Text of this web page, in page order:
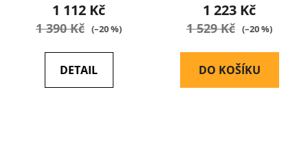
1 112 Kč
1 390 Kč (–20 %)
DETAIL
1 223 Kč
1 529 Kč (–20 %)
DO KOŠÍKU